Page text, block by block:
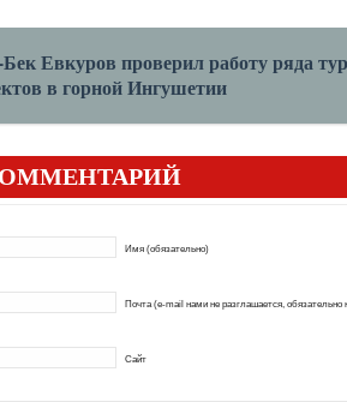
Евкуров проверил работу ряда
в горной Ингушетии
Имя (обязательно)
Почта (e-mail нами не разглашается, обязательно
Сайт